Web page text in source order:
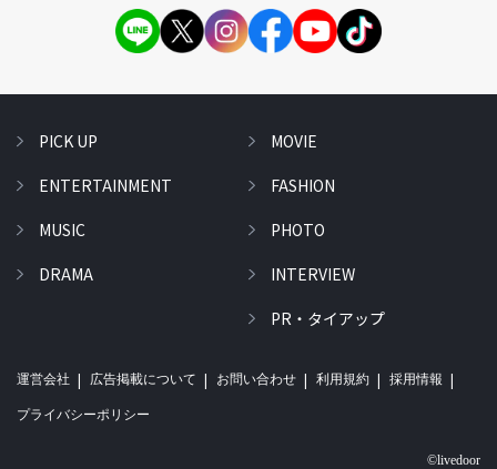
PICK UP
ENTERTAINMENT
MUSIC
DRAMA
MOVIE
FASHION
PHOTO
INTERVIEW
PR・タイアップ
運営会社 広告掲載について お問い合わせ 利用規約 採用情報
プライバシーポリシー
©livedoor